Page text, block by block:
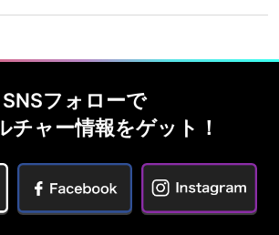
SNSフォローで
チャー情報をゲット！